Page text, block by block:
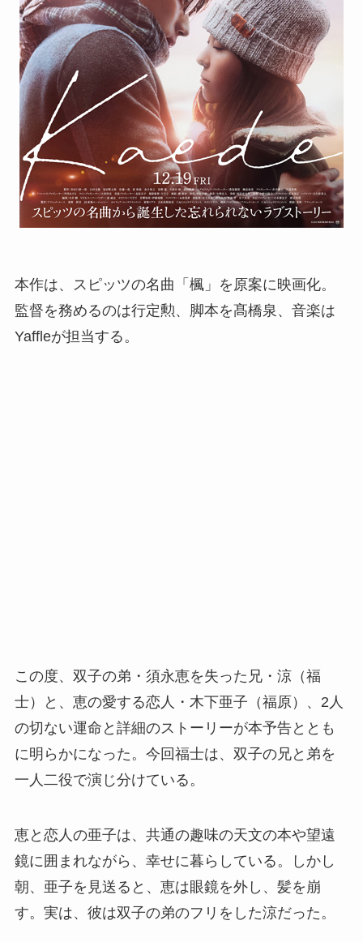
本作は、スピッツの名曲「楓」を原案に映画化。
監督を務めるのは行定勲、脚本を髙橋泉、音楽は
Yaffleが担当する。
この度、双子の弟・須永恵を失った兄・涼（福
士）と、恵の愛する恋人・木下亜子（福原）、2人
の切ない運命と詳細のストーリーが本予告ととも
に明らかになった。今回福士は、双子の兄と弟を
一人二役で演じ分けている。
恵と恋人の亜子は、共通の趣味の天文の本や望遠
鏡に囲まれながら、幸せに暮らしている。しかし
朝、亜子を見送ると、恵は眼鏡を外し、髪を崩
す。実は、彼は双子の弟のフリをした涼だった。